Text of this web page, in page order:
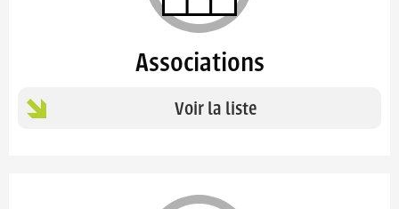
Associations
Voir la liste